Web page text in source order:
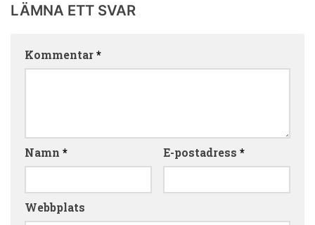
LÄMNA ETT SVAR
Kommentar*
Namn * E-postadress *
Webbplats